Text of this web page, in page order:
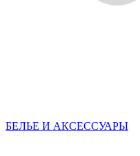
БЕЛЬЕ И АКСЕССУАРЫ